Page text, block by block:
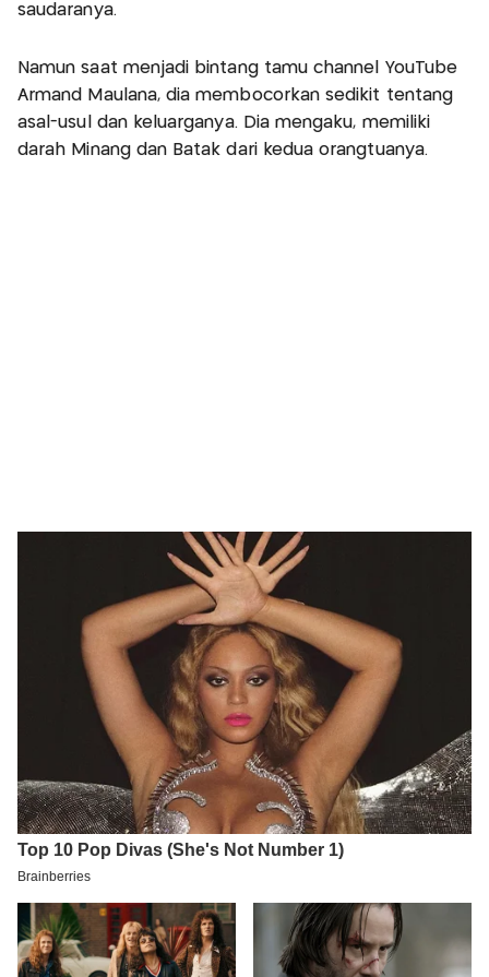
saudaranya.
Namun saat menjadi bintang tamu channel YouTube
Armand Maulana, dia membocorkan sedikit tentang
asal-usul dan keluarganya. Dia mengaku, memiliki
darah Minang dan Batak dari kedua orangtuanya.